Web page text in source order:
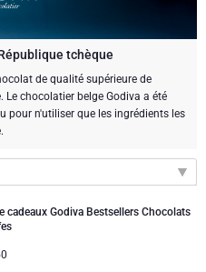
vin
tchèque
de qualité supérieure de
Le chocolatier belge Godiva a été
pour n'utiliser que les ingrédients les
cadeaux Godiva Bestsellers Chocolats